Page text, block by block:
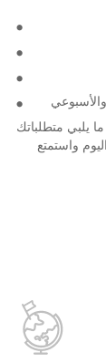
يلبي متطلباتك
بأسعار تنافسية وخدمة لا مثيل لها. احجز مع Europcar اليوم واستمتع